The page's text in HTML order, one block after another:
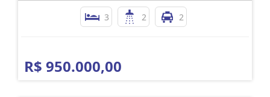
3 2 2
R$ 950.000,00